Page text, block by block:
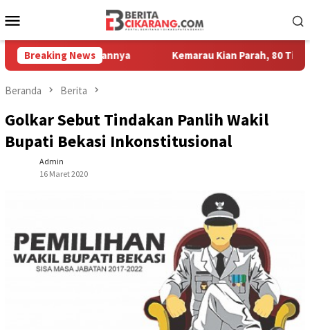
ke
Mobile
Breaking News Kemarau Kian Parah, 80 Titik di
Beranda Berita
Golkar Sebut Tindakan Panlih Wakil
Bupati Bekasi Inkonstitusional
Admin
16 Maret 2020